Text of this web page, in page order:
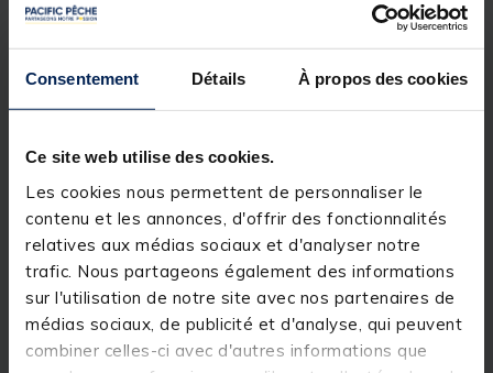
Consentement Détails À propos des cookies
Ce site web utilise des cookies.
Les cookies nous permettent de personnaliser le
contenu et les annonces, d'offrir des fonctionnalités
relatives aux médias sociaux et d'analyser notre
trafic. Nous partageons également des informations
sur l'utilisation de notre site avec nos partenaires de
médias sociaux, de publicité et d'analyse, qui peuvent
combiner celles-ci avec d'autres informations que
Description & détails
Description
Vendu par 3
Spécifications